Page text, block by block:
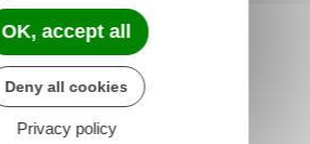
OK, accept all
Deny all cookies
Privacy policy